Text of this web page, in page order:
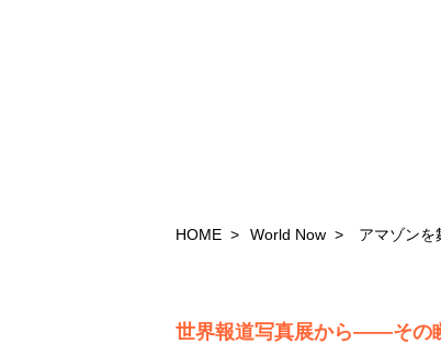
HOME World Now アマゾンを
世界報道写真展から――その